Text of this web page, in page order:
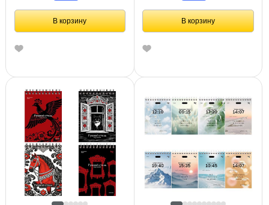
В корзину В корзину